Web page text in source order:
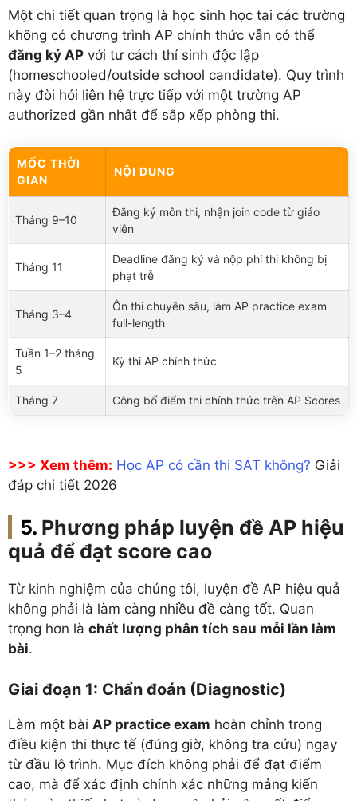
Một chi tiết quan trọng là học sinh học tại các trường
không có chương trình AP chính thức vẫn có thể
đăng ký AP với tư cách thí sinh độc lập
(homeschooled/outside school candidate). Quy trình
này đòi hỏi liên hệ trực tiếp với một trường AP
authorized gần nhất để sắp xếp phòng thi.
MỐC THỜI
GIAN
NỘI DUNG
Tháng 9–10
Đăng ký môn thi, nhận join code từ giáo
viên
Tháng 11
Deadline đăng ký và nộp phí thi không bị
phạt trễ
Tháng 3–4
Ôn thi chuyên sâu, làm AP practice exam
full-length
Tuần 1–2 tháng
5
Kỳ thi AP chính thức
Tháng 7 Công bố điểm thi chính thức trên AP Scores
>>> Xem thêm: Học AP có cần thi SAT không? Giải
đáp chi tiết 2026
Phương pháp luyện đề AP hiệu
quả để đạt score cao
Từ kinh nghiệm của chúng tôi, luyện đề AP hiệu quả
không phải là làm càng nhiều đề càng tốt. Quan
trọng hơn là chất lượng phân tích sau mỗi lần làm
bài.
Giai đoạn 1: Chẩn đoán (Diagnostic)
Làm một bài AP practice exam hoàn chỉnh trong
điều kiện thi thực tế (đúng giờ, không tra cứu) ngay
từ đầu lộ trình. Mục đích không phải để đạt điểm
cao, mà để xác định chính xác những mảng kiến